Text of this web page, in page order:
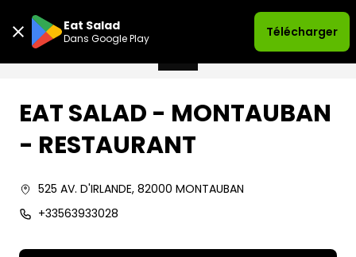
Eat Salad
Dans Google Play Télécharger
EAT SALAD - MONTAUBAN
- RESTAURANT
525 AV. D'IRLANDE, 82000 MONTAUBAN
+33563933028